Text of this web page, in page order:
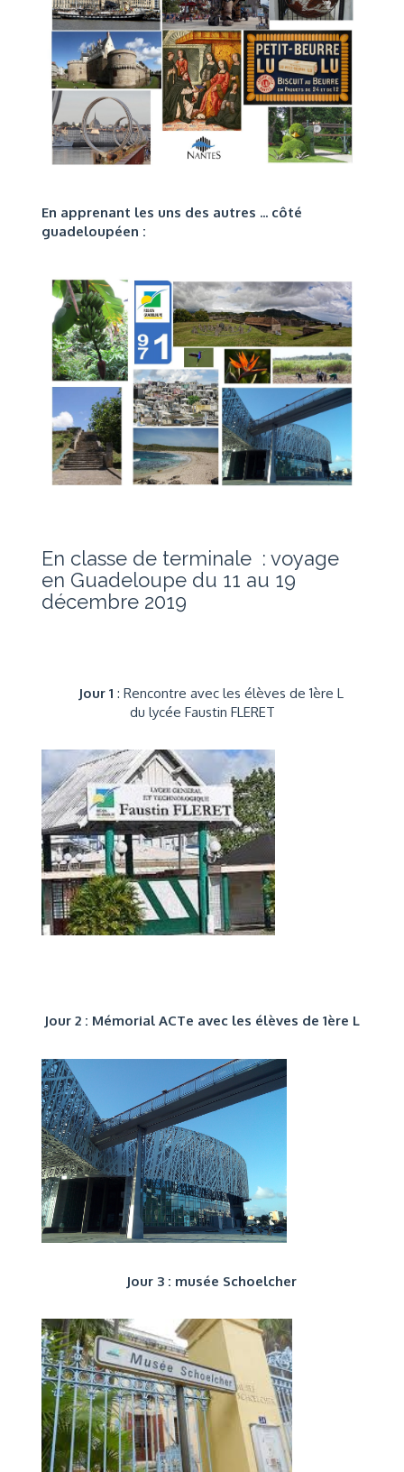
En apprenant les uns des autres ... côté
guadeloupéen :
En classe de terminale : voyage
en Guadeloupe du 11 au 19
décembre 2019
Jour 1 : Rencontre avec les élèves de 1ère L
du lycée Faustin FLERET
Jour 2 : Mémorial ACTe avec les élèves de 1ère L
Jour 3 : musée Schoelcher